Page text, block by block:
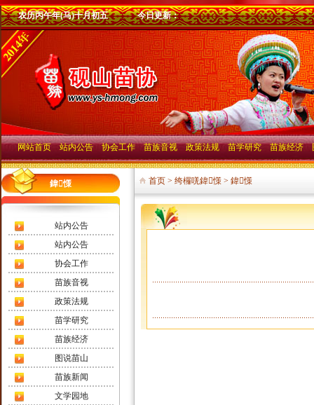
农历丙午年(马)十月初五 今日更新：
网站首页
∟网站留言
∟给站长发邮件
∟发展论坛
站内公告
∟免责声明
∟公告
∟通知
协会工作
∟协会概况
∟协会动态
∟领导讲话
苗族音视
∟协会活动
∟苗族民歌
∟苗族器乐
∟其它音视
∟苗语歌曲
政策法规
∟法律法规选登
∟政策选登
苗学研究
∟苗族历史
∟风俗习惯
∟苗族文化
∟苗医苗药
苗族经济
∟人物企业
∟科技知识
鍏憡
站内公告
站内公告
协会工作
苗族音视
政策法规
苗学研究
苗族经济
图说苗山
苗族新闻
文学园地
首页 > 绔欏唴鍏憡 > 鍏憡